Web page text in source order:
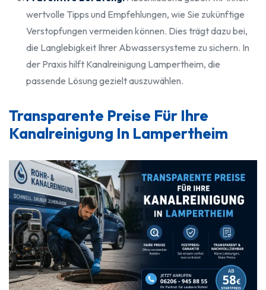
wertvolle Tipps und Empfehlungen, wie Sie zukünftige
Verstopfungen vermeiden können. Dies trägt dazu bei,
die Langlebigkeit Ihrer Abwassersysteme zu sichern. In
der Praxis hilft Kanalreinigung Lampertheim, die
passende Lösung gezielt auszuwählen.
Transparente Preise Für Ihre
Kanalreinigung In Lampertheim